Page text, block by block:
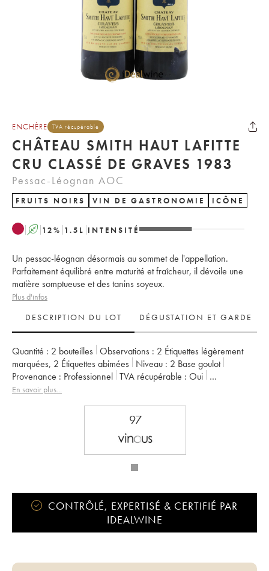
ENCHÈRE TVA récupérable
CHÂTEAU SMITH HAUT LAFITTE
CRU CLASSÉ DE GRAVES 1983
Pessac-Léognan AOC
FRUITS NOIRS VIN DE GASTRONOMIE ICÔNE
A 12% 1.5 L INTENSITÉ
Un pessac-léognan désormais au sommet de l'appellation.
Parfaitement équilibré entre maturité et fraîcheur, il dévoile une
matière somptueuse et des tanins soyeux.
Plus d'infos
DESCRIPTION DU LOT
DÉGUSTATION ET GARDE
Quantité : 2 bouteilles Observations : 2 Étiquettes légèrement
marquées, 2 Étiquettes abimées Niveau : 2 Base goulot
Provenance :
professionnel TVA récupérable :
oui
Région :
Bordeaux
En savoir plus...
97
CONTRÔLÉ, EXPERTISÉ & CERTIFIÉ PAR
IDEALWINE